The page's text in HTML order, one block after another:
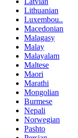
Lithuanian
Luxembou..
Macedonian
Malagasy
Malay
Malayalam
Maltese
Maori
Marathi
Mongolian
Burmese
Nepali
Norwegian
Pashto